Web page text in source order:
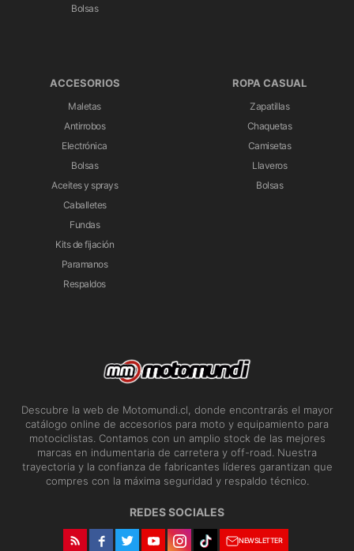
Bolsas
ACCESORIOS
Maletas
Antirrobos
Electrónica
Bolsas
Aceites y sprays
Caballetes
Fundas
Kits de fijación
Paramanos
Respaldos
ROPA CASUAL
Zapatillas
Chaquetas
Camisetas
Llaveros
Bolsas
Descubre la web de Motomundi.cl, donde encontrarás el mayor
catálogo online de accesorios para moto y equipamiento para
motociclistas. Contamos con un amplio stock de las mejores
marcas en indumentaria de carretera y off-road. Nuestra
trayectoria y la confianza de fabricantes líderes garantizan que
compres con la máxima seguridad y respaldo técnico.
REDES SOCIALES
NEWSLETTER